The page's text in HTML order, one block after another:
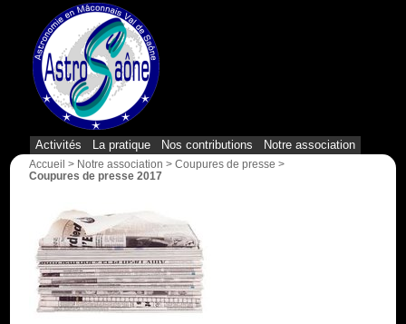
Activités La pratique Nos contributions Notre association
Accueil > Notre association > Coupures de presse >
Coupures de presse 2017